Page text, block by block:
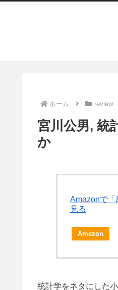
ホーム review
宮川公男, 統
か
Amazonで
見る
Amazon
統計学をネタにした